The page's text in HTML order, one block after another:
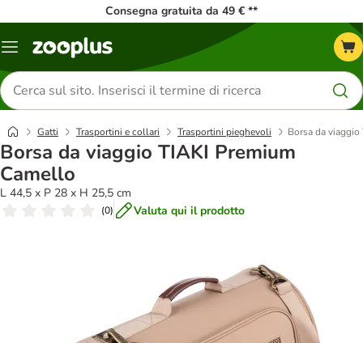
Consegna gratuita da 49 € **
Overview
Cerca
prodotti
Gatti Trasportini e collari Trasportini pieghevoli Borsa da
Borsa da viaggio TIAKI Premium
Camello
L 44,5 x P 28 x H 25,5 cm
(0) Valuta qui il prodotto